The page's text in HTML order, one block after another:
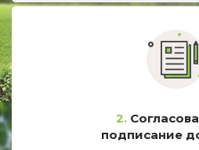
2.
подписание